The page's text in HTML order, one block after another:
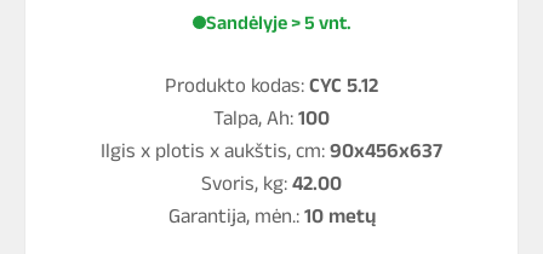
Sandėlyje > 5 vnt.
Produkto kodas: CYC 5.12
Talpa, Ah: 100
Ilgis x plotis x aukštis, cm: 90x456x637
Svoris, kg: 42.00
Garantija, mėn.: 10 metų